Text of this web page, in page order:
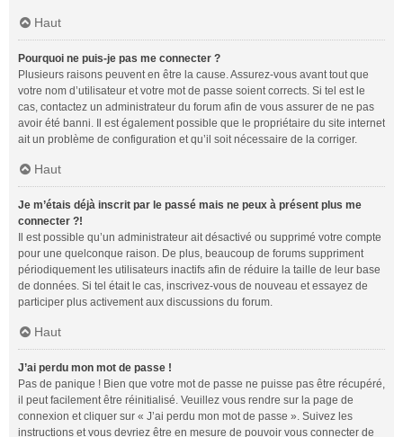
Haut
Pourquoi ne puis-je pas me connecter ?
Plusieurs raisons peuvent en être la cause. Assurez-vous avant tout que
votre nom d’utilisateur et votre mot de passe soient corrects. Si tel est le
cas, contactez un administrateur du forum afin de vous assurer de ne pas
avoir été banni. Il est également possible que le propriétaire du site internet
ait un problème de configuration et qu’il soit nécessaire de la corriger.
Haut
Je m’étais déjà inscrit par le passé mais ne peux à présent plus me
connecter ?!
Il est possible qu’un administrateur ait désactivé ou supprimé votre compte
pour une quelconque raison. De plus, beaucoup de forums suppriment
périodiquement les utilisateurs inactifs afin de réduire la taille de leur base
de données. Si tel était le cas, inscrivez-vous de nouveau et essayez de
participer plus activement aux discussions du forum.
Haut
J’ai perdu mon mot de passe !
Pas de panique ! Bien que votre mot de passe ne puisse pas être récupéré,
il peut facilement être réinitialisé. Veuillez vous rendre sur la page de
connexion et cliquer sur « J’ai perdu mon mot de passe ». Suivez les
instructions et vous devriez être en mesure de pouvoir vous connecter de